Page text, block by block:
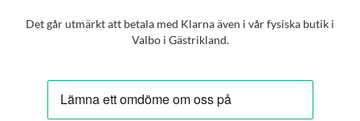
Det går utmärkt att betala med Klarna även i vår fysiska butik i
Valbo i Gästrikland.